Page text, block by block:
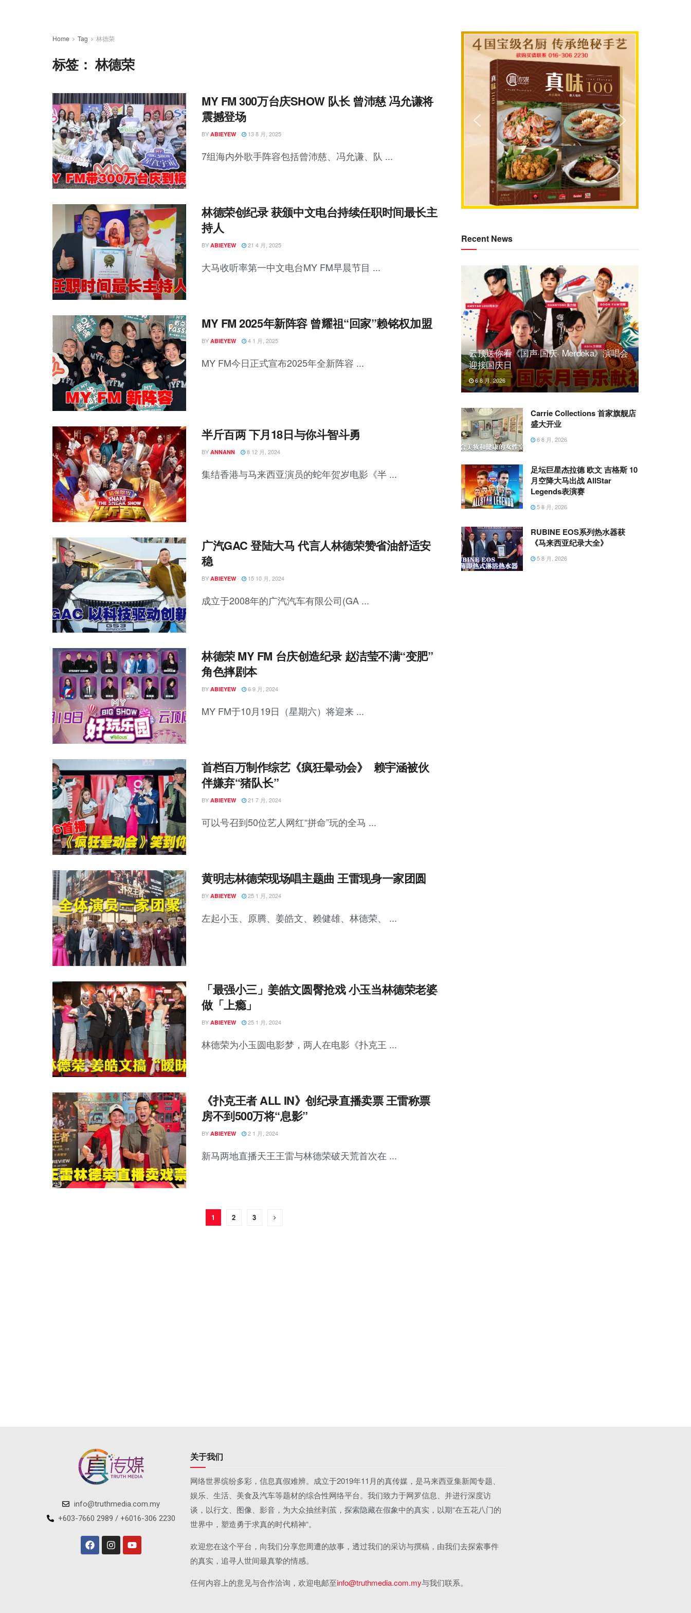
Home Tag 林德荣
标签：林德荣
MY FM 300万台庆SHOW 队长 曾沛慈 冯允谦将
震撼登场
BY ABIEYEW 13 8 月, 2025
7组海内外歌手阵容包括曾沛慈、冯允谦、队 ...
林德荣创纪录 获颁中文电台持续任职时间最长主
持人
BY ABIEYEW 21 4 月, 2025
大马收听率第一中文电台MY FM早晨节目 ...
MY FM 2025年新阵容 曾耀祖“回家”赖铭权加盟
BY ABIEYEW 4 1 月, 2025
MY FM今日正式宣布2025年全新阵容 ...
半斤百两 下月18日与你斗智斗勇
BY ANNANN 8 12 月, 2024
集结香港与马来西亚演员的蛇年贺岁电影《半 ...
广汽GAC 登陆大马 代言人林德荣赞省油舒适安
稳
BY ABIEYEW 15 10 月, 2024
成立于2008年的广汽汽车有限公司(GA ...
林德荣 MY FM 台庆创造纪录 赵洁莹不满“变肥”
角色摔剧本
BY ABIEYEW 6 9 月, 2024
MY FM于10月19日（星期六）将迎来 ...
首档百万制作综艺《疯狂晕动会》 赖宇涵被伙
伴嫌弃“猪队长”
BY ABIEYEW 21 7 月, 2024
可以号召到50位艺人网红“拼命”玩的全马 ...
黄明志林德荣现场唱主题曲 王雷现身一家团圆
BY ABIEYEW 25 1 月, 2024
左起小玉、原腾、姜皓文、赖健雄、林德荣、 ...
「最强小三」姜皓文圆臀抢戏 小玉当林德荣老婆
做「上瘾」
BY ABIEYEW 25 1 月, 2024
林德荣为小玉圆电影梦，两人在电影《扑克王 ...
《扑克王者 ALL IN》创纪录直播卖票 王雷称票
房不到500万将“息影”
BY ABIEYEW 2 1 月, 2024
新马两地直播天王王雷与林德荣破天荒首次在 ...
1 2 3
Recent News
云顶送你看《国声·国庆· Merdeka》演唱会
迎接国庆日
6 8 月, 2026
Carrie Collections 首家旗舰店
盛大开业
6 8 月, 2026
足坛巨星杰拉德 欧文 吉格斯 10
月空降大马出战 AllStar
Legends表演赛
5 8 月, 2026
RUBINE EOS系列热水器获
《马来西亚纪录大全》
5 8 月, 2026
info@truthmedia.com.my
+603-7660 2989 / +6016-306 2230
关于我们
网络世界缤纷多彩，信息真假难辨。成立于2019年11月的真传媒，是马来西亚集新闻专题、
娱乐、生活、美食及汽车等题材的综合性网络平台。我们致力于网罗信息、并进行深度访
谈，以行文、图像、影音，为大众抽丝剥茧，探索隐藏在假象中的真实，以期“在五花八门的
世界中，塑造勇于求真的时代精神“。
欢迎您在这个平台，向我们分享您周遭的故事，透过我们的采访与撰稿，由我们去探索事件
的真实，追寻人世间最真挚的情感。
任何内容上的意见与合作洽询，欢迎电邮至info@truthmedia.com.my与我们联系。